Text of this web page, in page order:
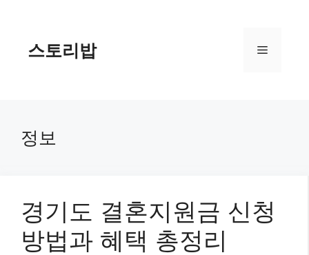
스토리밥 메
정보
경기도 결혼지원금 신청
방법과 혜택 총정리